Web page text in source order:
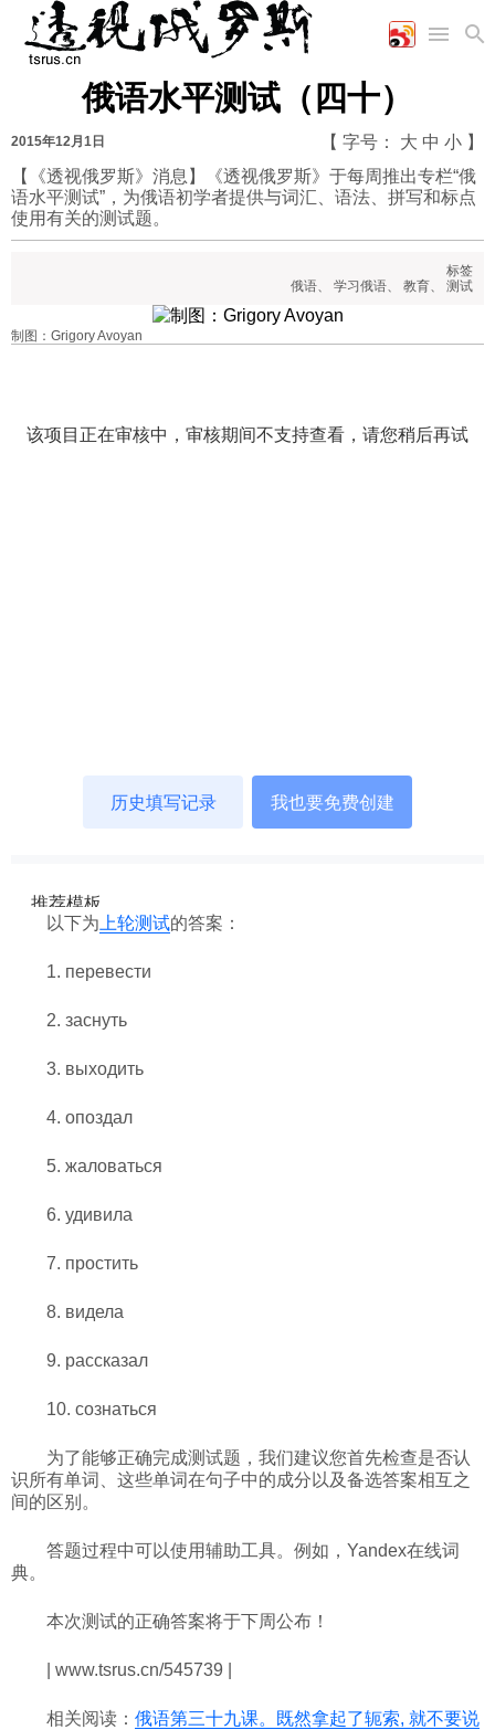
国际
时政
海军
陆军
军事合作
商业
工业
能源
农业
教育
美食
娱乐
高清图片
漫画
视频
图表
俄语水平测试（四十）
2015年12月1日 【 字号： 大 中 小 】
【《透视俄罗斯》消息】《透视俄罗斯》于每周推出专栏“俄
语水平测试”，为俄语初学者提供与词汇、语法、拼写和标点
使用有关的测试题。
标签
俄语、 学习俄语、 教育、 测试
制图：Grigory Avoyan
以下为 上轮测试的答案：
1. перевести
2. заснуть
3. выходить
4. опоздал
5. жаловаться
6. удивила
7. простить
8. видела
9. рассказал
10. сознаться
为了能够正确完成测试题，我们建议您首先检查是否认
识所有单词、这些单词在句子中的成分以及备选答案相互之
间的区别。
答题过程中可以使用辅助工具。例如，Yandex在线词
典。
本次测试的正确答案将于下周公布！
| www.tsrus.cn/545739 |
相关阅读： 俄语第三十九课。既然拿起了轭索, 就不要说